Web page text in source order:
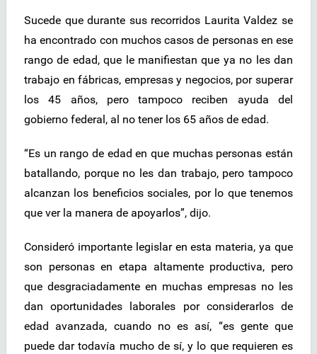
Sucede que durante sus recorridos Laurita Valdez se
ha encontrado con muchos casos de personas en ese
rango de edad, que le manifiestan que ya no les dan
trabajo en fábricas, empresas y negocios, por superar
los 45 años, pero tampoco reciben ayuda del
gobierno federal, al no tener los 65 años de edad.
“Es un rango de edad en que muchas personas están
batallando, porque no les dan trabajo, pero tampoco
alcanzan los beneficios sociales, por lo que tenemos
que ver la manera de apoyarlos”, dijo.
Consideró importante legislar en esta materia, ya que
son personas en etapa altamente productiva, pero
que desgraciadamente en muchas empresas no les
dan oportunidades laborales por considerarlos de
edad avanzada, cuando no es así, “es gente que
puede dar todavía mucho de sí, y lo que requieren es